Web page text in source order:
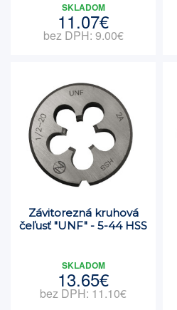
SKLADOM
11.07€
bez DPH: 9.00€
Závitorezná kruhová
čeľusť "UNF" - 5-44 HSS
SKLADOM
13.65€
bez DPH: 11.10€